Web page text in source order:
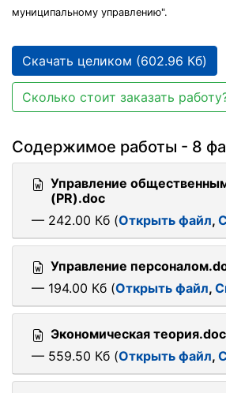
муниципальному управлению".
Скачать целиком (602.96 Кб)
Сколько стоит заказать
Содержимое работы - 8
Управление
(PR).doc
— 242.00 Кб (Открыть файл,
Управление
— 194.00 Кб (Открыть файл,
Экономическая теория.doc
— 559.50 Кб (Открыть файл,